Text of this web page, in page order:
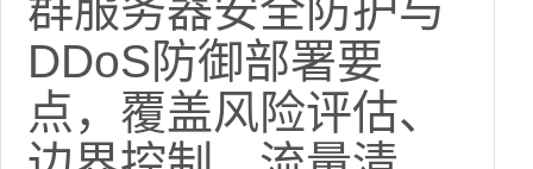
DDoS防御部署要
点，覆盖风险评估、